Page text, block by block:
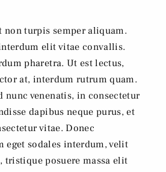
non turpis semper aliquam.
elit vitae convallis.
pharetra. Ut est lectus,
at, interdum rutrum quam.
nunc venenatis, in consectetur
dapibus neque purus, et
vitae. Donec
eget sodales interdum, velit
posuere massa elit